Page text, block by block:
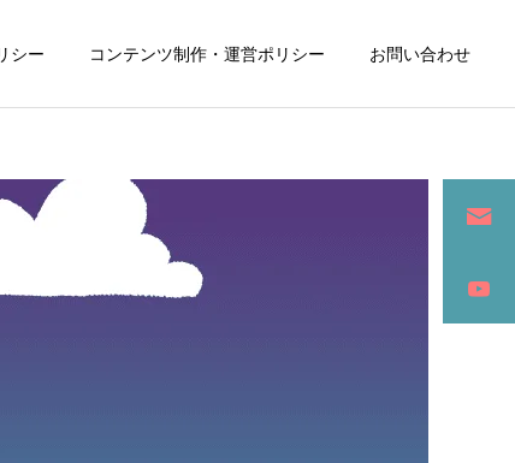
シー コンテンツ制作・運営ポリシー お問い合わせ
詳細を見る
SEO / セールスライティング